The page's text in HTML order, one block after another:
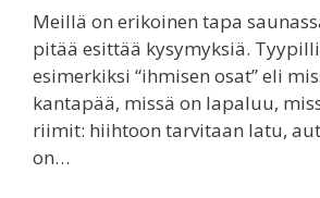
Meillä on erikoinen tapa
pitää esittää kysymyksiä.
esimerkiksi “ihmisen osat” eli
kantapää, missä on lapaluu,
riimit: hiihtoon tarvitaan latu,
on…